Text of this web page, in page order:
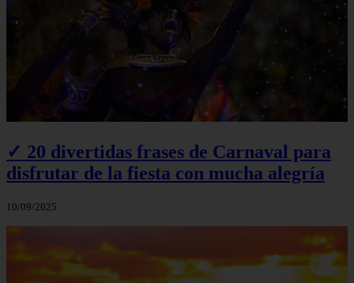
✓ 20 divertidas frases de Carnaval para
disfrutar de la fiesta con mucha alegría
10/09/2025